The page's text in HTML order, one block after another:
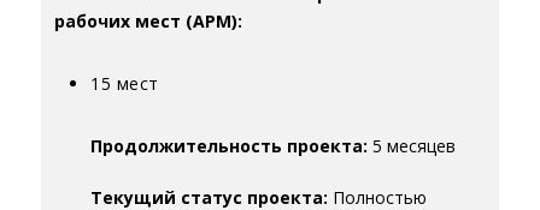
рабочих мест (АРМ):
15 мест
Продолжительность проекта: 5 месяцев
Текущий статус проекта: Полностью